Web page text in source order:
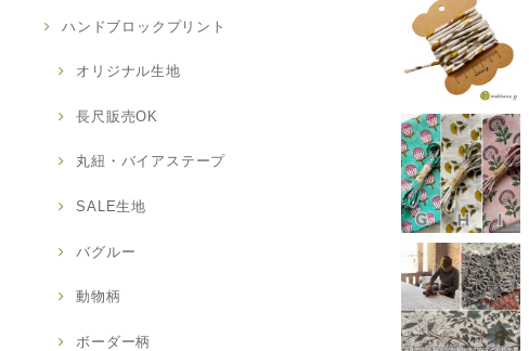
ハンドブロックプリント
オリジナル生地
長尺販売OK
丸紐・バイアステープ
SALE生地
バグルー
動物柄
ボーダー柄